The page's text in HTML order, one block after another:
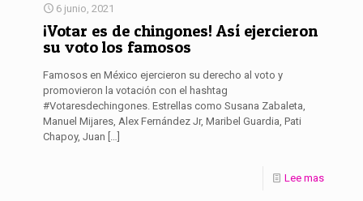
6 junio, 2021
¡Votar es de chingones! Así ejercieron
su voto los famosos
Famosos en México ejercieron su derecho al voto y
promovieron la votación con el hashtag
#Votaresdechingones. Estrellas como Susana Zabaleta,
Manuel Mijares, Alex Fernández Jr, Maribel Guardia, Pati
Chapoy, Juan […]
Lee mas